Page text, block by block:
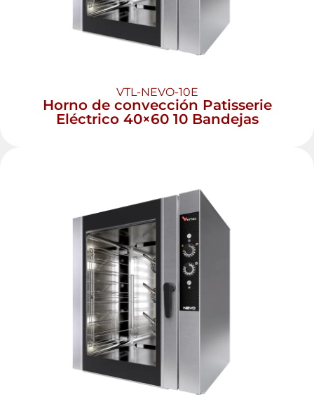
VTL-NEVO-10E
Horno de convección Patisserie
Eléctrico 40×60 10 Bandejas